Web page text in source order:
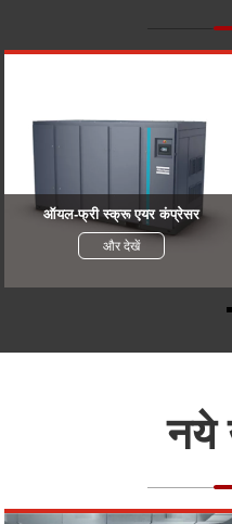
ऑयल-फ्री स्क्रू एयर कंप्रेसर
और देखें
नये